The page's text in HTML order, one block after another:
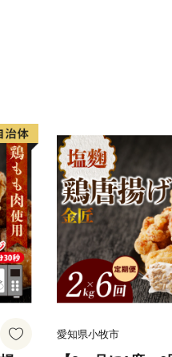
問い合わせセンター
ついて
り時に必ず確認をお願いい
ターへ電話もしくはメールに
愛知県小牧市